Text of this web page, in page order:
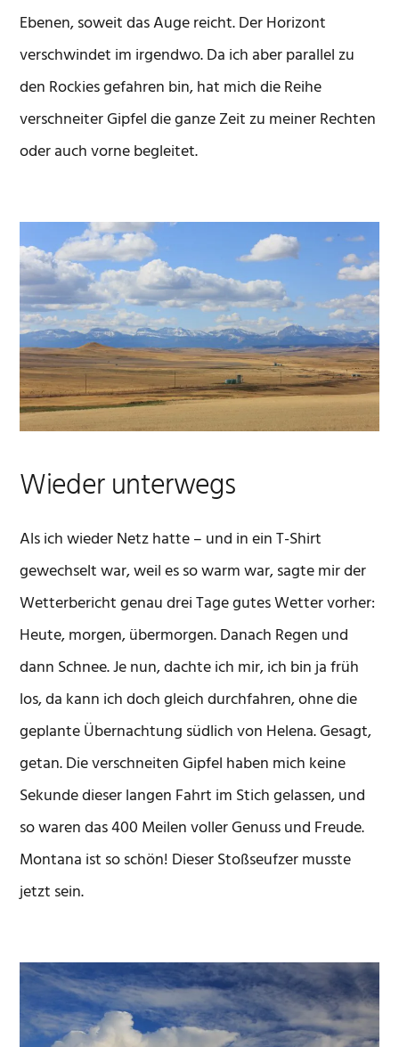
Ebenen, soweit das Auge reicht. Der Horizont
verschwindet im irgendwo. Da ich aber parallel zu
den Rockies gefahren bin, hat mich die Reihe
verschneiter Gipfel die ganze Zeit zu meiner Rechten
oder auch vorne begleitet.
Wieder unterwegs
Als ich wieder Netz hatte – und in ein T-Shirt
gewechselt war, weil es so warm war, sagte mir der
Wetterbericht genau drei Tage gutes Wetter vorher:
Heute, morgen, übermorgen. Danach Regen und
dann Schnee. Je nun, dachte ich mir, ich bin ja früh
los, da kann ich doch gleich durchfahren, ohne die
geplante Übernachtung südlich von Helena. Gesagt,
getan. Die verschneiten Gipfel haben mich keine
Sekunde dieser langen Fahrt im Stich gelassen, und
so waren das 400 Meilen voller Genuss und Freude.
Montana ist so schön! Dieser Stoßseufzer musste
jetzt sein.